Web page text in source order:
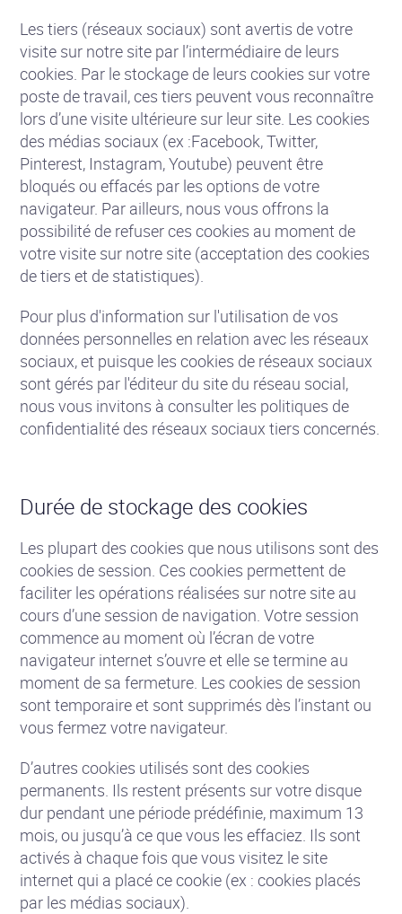
Les tiers (réseaux sociaux) sont avertis de votre
visite sur notre site par l’intermédiaire de leurs
cookies. Par le stockage de leurs cookies sur votre
poste de travail, ces tiers peuvent vous reconnaître
lors d’une visite ultérieure sur leur site. Les cookies
des médias sociaux (ex :Facebook, Twitter,
Pinterest, Instagram, Youtube) peuvent être
bloqués ou effacés par les options de votre
navigateur. Par ailleurs, nous vous offrons la
possibilité de refuser ces cookies au moment de
votre visite sur notre site (acceptation des cookies
de tiers et de statistiques).
Pour plus d'information sur l'utilisation de vos
données personnelles en relation avec les réseaux
sociaux, et puisque les cookies de réseaux sociaux
sont gérés par l'éditeur du site du réseau social,
nous vous invitons à consulter les politiques de
confidentialité des réseaux sociaux tiers concernés.
Durée de stockage des cookies
Les plupart des cookies que nous utilisons sont des
cookies de session. Ces cookies permettent de
faciliter les opérations réalisées sur notre site au
cours d’une session de navigation. Votre session
commence au moment où l’écran de votre
navigateur internet s’ouvre et elle se termine au
moment de sa fermeture. Les cookies de session
sont temporaire et sont supprimés dès l’instant ou
vous fermez votre navigateur.
D’autres cookies utilisés sont des cookies
permanents. Ils restent présents sur votre disque
dur pendant une période prédéfinie, maximum 13
mois, ou jusqu’à ce que vous les effaciez. Ils sont
activés à chaque fois que vous visitez le site
internet qui a placé ce cookie (ex : cookies placés
par les médias sociaux).